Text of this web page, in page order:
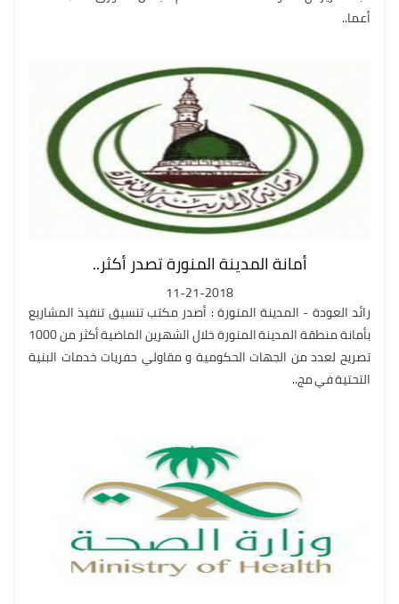
أعما..
أمانة المدينة المنورة تصدر أكثر..
11-21-2018
رائد العودة - المدينة المنورة : أصدر مكتب تنسيق تنفيذ المشاريع
بأمانة منطقة المدينة المنورة خلال الشهرين الماضية أكثر من 1000
تصريح لعدد من الجهات الحكومية و مقاولي حفريات خدمات البنية
التحتية في مج..